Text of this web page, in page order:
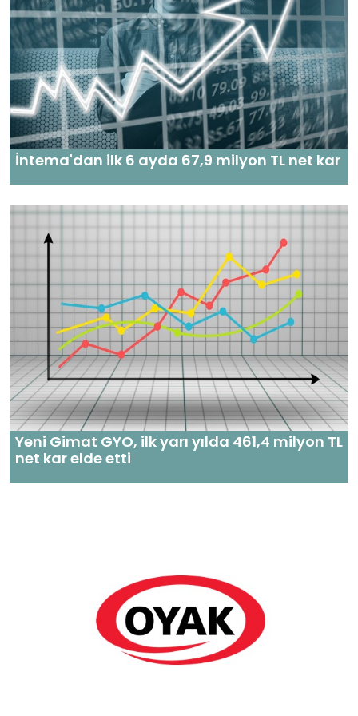
İntema'dan ilk 6 ayda 67,9 milyon TL net kar
Yeni Gimat GYO, ilk yarı yılda 461,4 milyon TL
net kar elde etti